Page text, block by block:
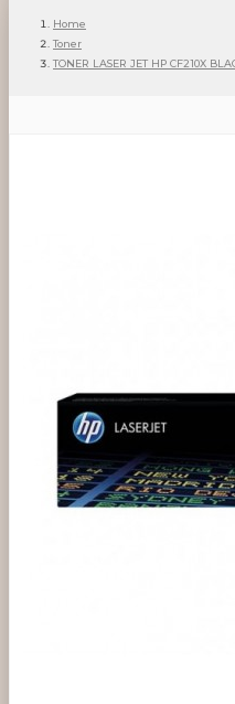
Home
Toner
TONER LASER JET HP CF210X